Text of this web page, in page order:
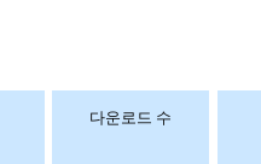
다운로드 수